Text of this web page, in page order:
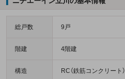
総戸数 9戸
階建 4階建
構造 RC（鉄筋コンクリート）